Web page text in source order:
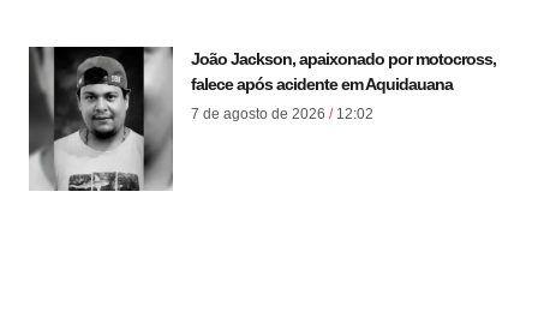
João Jackson, apaixonado por motocross,
falece após acidente em Aquidauana
7 de agosto de 2026 12:02